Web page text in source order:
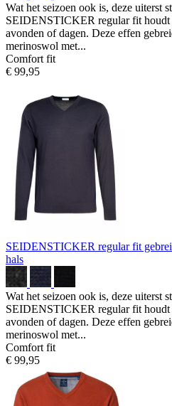
Wat het seizoen ook is, deze uiterst
SEIDENSTICKER regular fit houdt
avonden of dagen. Deze effen
merinoswol met...
Comfort fit
€ 99,95
SEIDENSTICKER regular fit
hals
Wat het seizoen ook is, deze uiterst
SEIDENSTICKER regular fit houdt
avonden of dagen. Deze effen
merinoswol met...
Comfort fit
€ 99,95